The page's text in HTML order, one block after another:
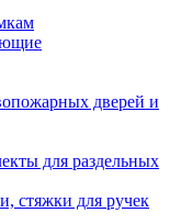
дверей и
для раздельных
стяжки для ручек